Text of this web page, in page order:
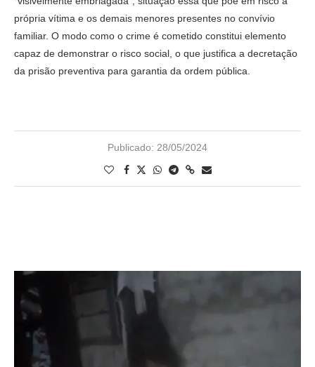
própria vítima e os demais menores presentes no convívio
familiar. O modo como o crime é cometido constitui elemento
capaz de demonstrar o risco social, o que justifica a decretação
da prisão preventiva para garantia da ordem pública.
Publicado: 28/05/2024